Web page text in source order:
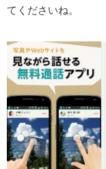
てくださいね。